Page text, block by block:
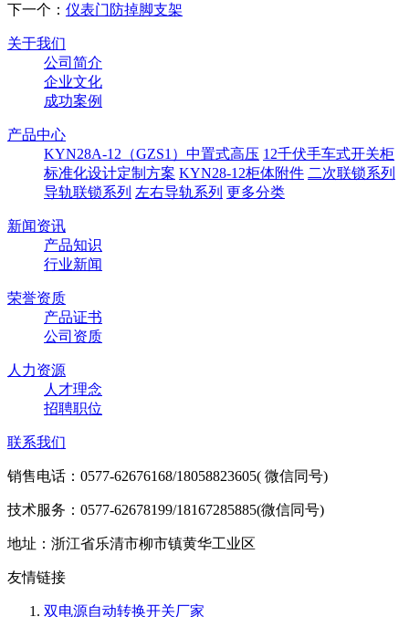
下一个： 仪表门防掉脚支架
关于我们
公司简介
企业文化
成功案例
产品中心
KYN28A-12（GZS1）中置式高压 12千伏手车式开关柜
标准化设计定制方案 KYN28-12柜体附件 二次联锁系列
导轨联锁系列 左右导轨系列 更多分类
新闻资讯
产品知识
行业新闻
荣誉资质
产品证书
公司资质
人力资源
人才理念
招聘职位
联系我们
销售电话：0577-62676168/18058823605( 微信同号)
技术服务：0577-62678199/18167285885(微信同号)
地址：浙江省乐清市柳市镇黄华工业区
友情链接
双电源自动转换开关厂家